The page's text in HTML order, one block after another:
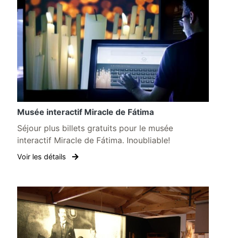
Musée interactif Miracle de Fátima
Séjour plus billets gratuits pour le musée
interactif Miracle de Fátima. Inoubliable!
Voir les détails